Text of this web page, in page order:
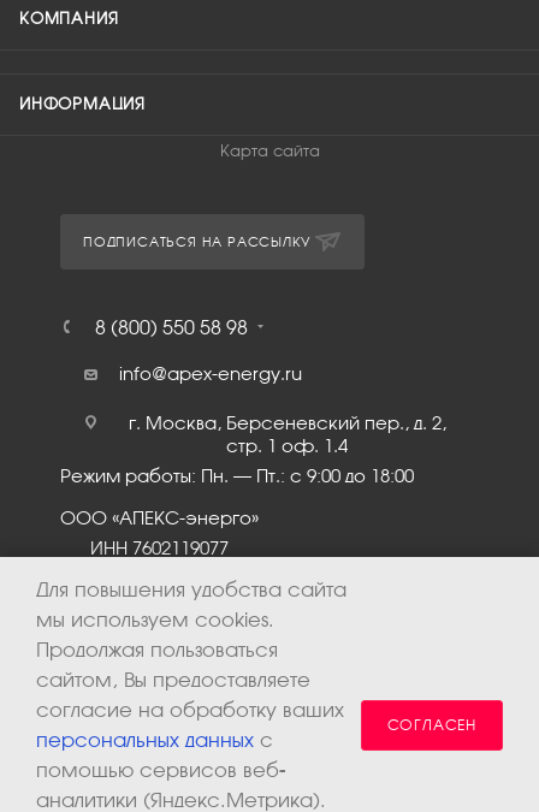
КОМПАНИЯ
ИНФОРМАЦИЯ
Карта сайта
ПОДПИСАТЬСЯ НА РАССЫЛКУ
8 (800) 550 58 98
info@apex-energy.ru
г. Москва, Берсеневский пер., д. 2,
стр. 1 оф. 1.4
Режим работы: Пн. – Пт.: с 9:00 до 18:00
ООО «АПЕКС-энерго»
ИНН 7602119077
Для повышения удобства сайта
мы используем cookies.
Продолжая пользоваться
сайтом, Вы предоставляете
согласие на обработку ваших
персональных данных с
помощью сервисов веб-
аналитики (Яндекс.Метрика).
СОГЛАСЕН